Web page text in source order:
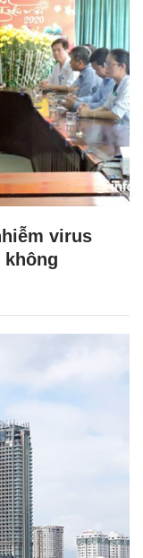
virus
không